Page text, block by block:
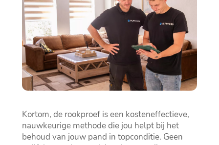
Kortom, de rookproef is een kosteneffectieve,
nauwkeurige methode die jou helpt bij het
behoud van jouw pand in topconditie.​ Geen